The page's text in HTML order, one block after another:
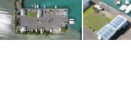
site 2 1